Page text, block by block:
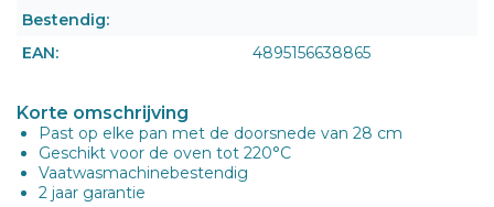
Bestendig:
EAN: 4895156638865
Korte omschrijving
Past op elke pan met de doorsnede van 28 cm
Geschikt voor de oven tot 220°C
Vaatwasmachinebestendig
2 jaar garantie